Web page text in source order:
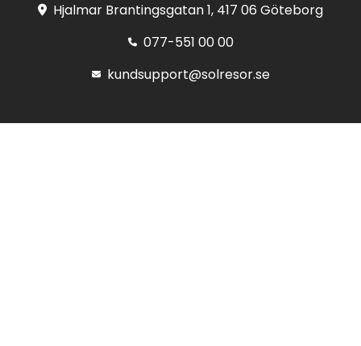
Hjalmar Brantingsgatan 1, 417 06 Göteborg
077-551 00 00
kundsupport@solresor.se